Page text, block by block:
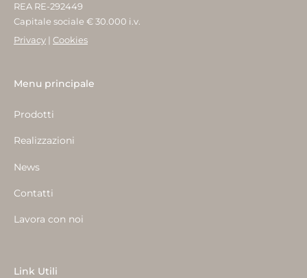
REA RE-292449
Capitale sociale € 30.000 i.v.
Privacy | Cookies
Menu principale
Prodotti
Realizzazioni
News
Contatti
Lavora con noi
Link Utili